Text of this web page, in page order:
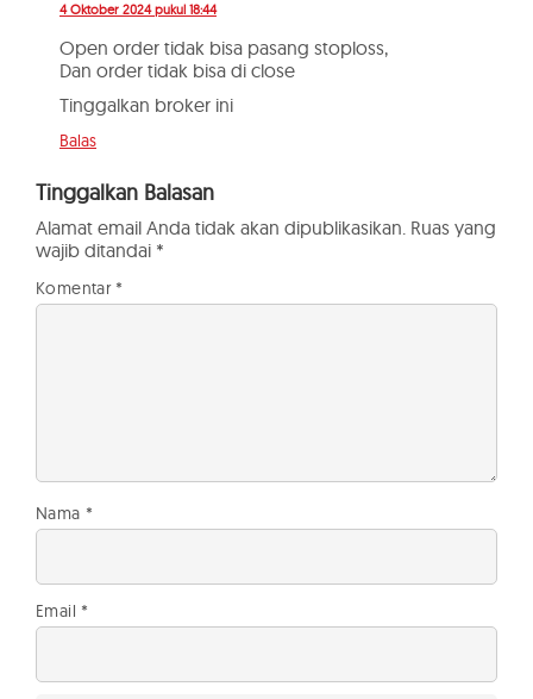
4 Oktober 2024 pukul 18:44
Open order tidak bisa pasang stoploss,
Dan order tidak bisa di close
Tinggalkan broker ini
Balas
Tinggalkan Balasan
Alamat email Anda tidak akan dipublikasikan. Ruas yang
wajib ditandai *
Komentar *
Nama *
Email *